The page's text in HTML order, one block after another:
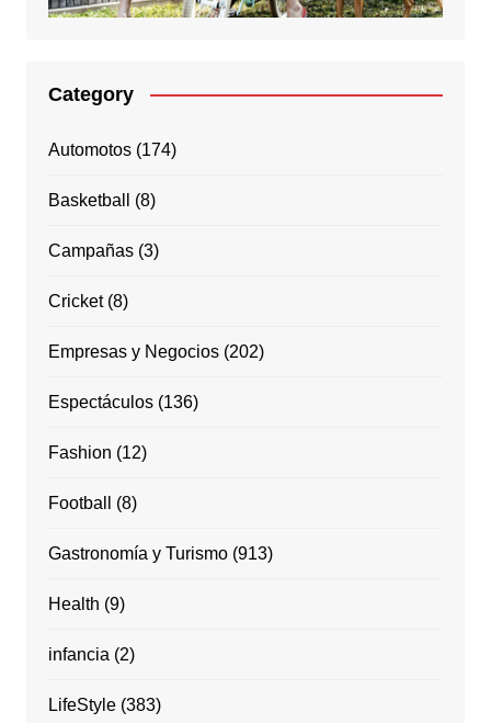
Category
Automotos(174)
Basketball (8)
Campañas(3)
Cricket(8)
Empresas y Negocios(202)
Espectáculos(136)
Fashion (12)
Football (8)
Gastronomía y Turismo(913)
Health (9)
infancia (2)
LifeStyle(383)